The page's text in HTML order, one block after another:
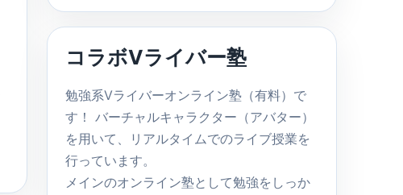
コラボVライバー塾
勉強系Vライバーオンライン塾（有料）で
す！ バーチャルキャラクター（アバター）
を用いて、リアルタイムでのライブ授業を
行っています。
メインのオンライン塾として勉強をしっか